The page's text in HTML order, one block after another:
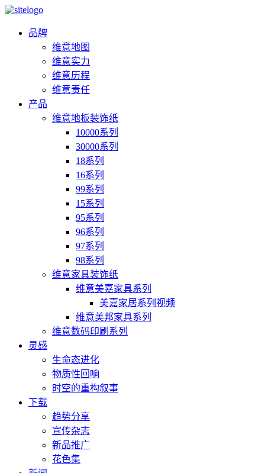
品牌
维意地图
维意实力
维意历程
维意责任
产品
维意地板装饰纸
10000系列
30000系列
18系列
16系列
99系列
15系列
95系列
96系列
97系列
98系列
维意家具装饰纸
维意美嘉家具系列
美嘉家居系列视频
维意美邦家具系列
维意数码印刷系列
灵感
生命态进化
物质性回响
时空的重构叙事
下载
趋势分享
宣传杂志
新品推广
花色集